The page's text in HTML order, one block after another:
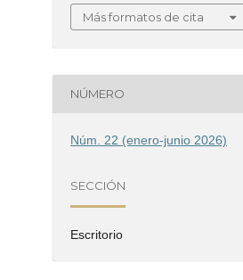
Más formatos de cita
NÚMERO
Núm. 22 (enero-junio 2026)
SECCIÓN
Escritorio